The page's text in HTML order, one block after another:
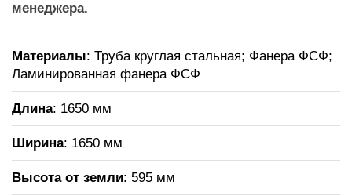
менеджера.
Материалы: Труба круглая стальная; Фанера ФСФ;
Ламинированная фанера ФСФ
Длина: 1650 мм
Ширина: 1650 мм
Высота от земли: 595 мм